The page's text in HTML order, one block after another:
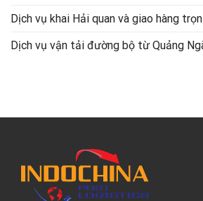
Dịch vụ khai Hải quan và giao hàng
Dịch vụ vận tải đường bộ từ Quảng